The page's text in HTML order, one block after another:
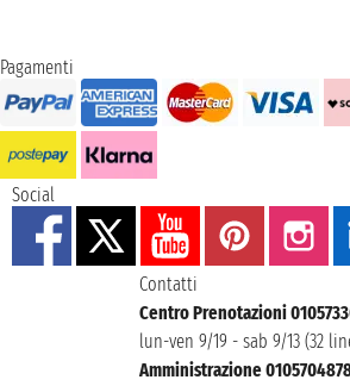
Pagamenti
Social
Contatti
Centro Prenotazioni
lun-ven 9/19 - sab 9/13 (32
Amministrazione